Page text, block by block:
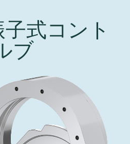
報
精密技術を追求
ブ
ラインバルブ、シリンダーバル
ーズ
ント
式コント
ブ